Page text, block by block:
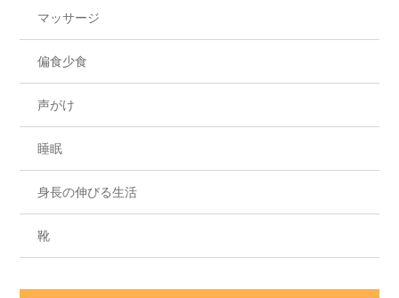
マッサージ
偏食少食
声がけ
睡眠
身長の伸びる生活
靴